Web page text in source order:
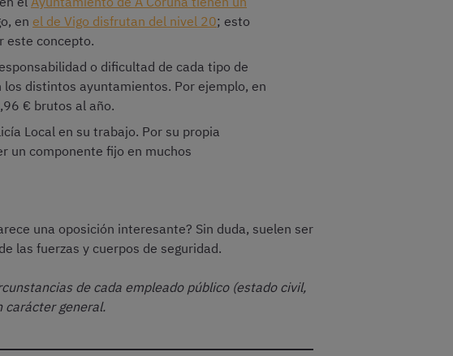
en el de Vigo disfrutan del nivel 20; esto
este concepto.
o dificultad de cada tipo de
distintos ayuntamientos. Por ejemplo, en
€ brutos al año.
Local en su trabajo. Por su propia
un componente fijo en muchos
una oposición interesante? Sin duda, suelen ser
las fuerzas y cuerpos de seguridad.
de cada empleado público (estado civil,
carácter general.